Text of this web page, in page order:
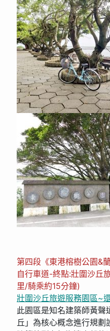
第四段《東港榕樹公園&
自行車道-終點:壯圍沙丘
里/騎乘約15分鐘)
壯圍沙丘旅遊服務園區~
此園區是知名建築師黃
丘」為核心概念進行規